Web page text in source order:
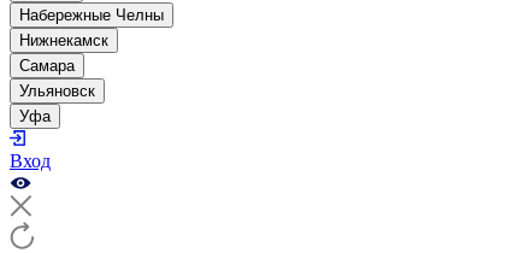
Набережные Челны
Нижнекамск
Самара
Ульяновск
Уфа
Вход